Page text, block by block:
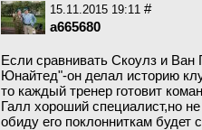
15.11.2015 19:11 #
a665680
Если сравнивать Скоулз и
Юнайтед"-он делал историю
то каждый тренер готовит
Галл хороший специалист,но
обиду его поклонниткам будет